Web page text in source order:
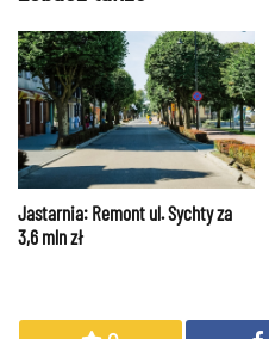
Jastarnia: Remont ul. Sychty za
3,6 mln zł